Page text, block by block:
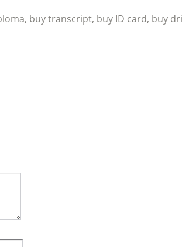
buy transcript, buy ID card, buy